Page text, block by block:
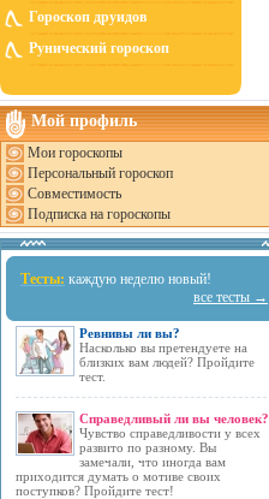
Гороскоп друидов
Рунический гороскоп
Мой профиль
Мои гороскопы
Персональный гороскоп
Совместимость
Подписка на гороскопы
Тесты: каждую неделю новый!
все тесты →
Ревнивы ли вы?
Насколько вы претендуете на
близких вам людей? Пройдите
тест.
Справедливый ли вы человек?
Чувство справедливости у всех
развито по разному. Вы
замечали, что иногда вам
приходится думать о мотиве своих
поступков? Пройдите тест!